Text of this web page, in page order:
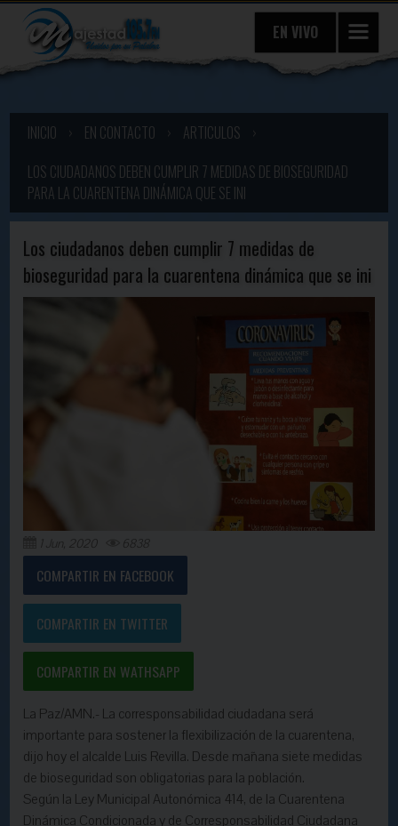
EN VIVO
INICIO EN CONTACTO ARTICULOS
LOS CIUDADANOS DEBEN CUMPLIR 7 MEDIDAS DE BIOSEGURIDAD
PARA LA CUARENTENA DINÁMICA QUE SE INI
Los ciudadanos deben cumplir 7 medidas de
bioseguridad para la cuarentena dinámica que se ini
1 Jun, 2020 6838
COMPARTIR EN FACEBOOK
COMPARTIR EN TWITTER
COMPARTIR EN WATHSAPP
La Paz/AMN.- La corresponsabilidad ciudadana será
importante para sostener la flexibilización de la cuarentena,
dijo hoy el alcalde Luis Revilla. Desde mañana siete medidas
de bioseguridad son obligatorias para la población.
Según la Ley Municipal Autonómica 414, de la Cuarentena
Dinámica Condicionada y de Corresponsabilidad Ciudadana